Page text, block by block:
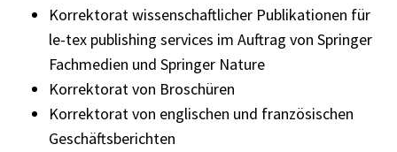
Korrektorat wissenschaftlicher Publikationen für
le-tex publishing services im Auftrag von Springer
Fachmedien und Springer Nature
Korrektorat von Broschüren
Korrektorat von englischen und französischen
Geschäftsberichten